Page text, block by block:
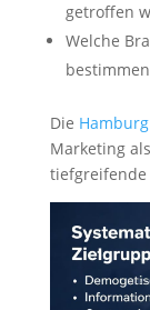
getroffen
Welche
bestimmen
Die
Marketing
tiefgreifende